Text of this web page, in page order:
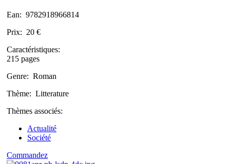
Ean: 9782918966814
Prix: 20 €
Caractéristiques:
215 pages
Genre: Roman
Thème: Litterature
Thèmes associés:
Actualité
Société
Commandez